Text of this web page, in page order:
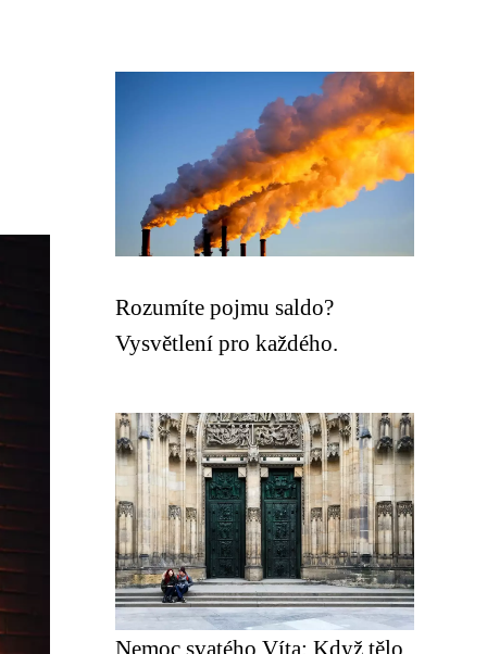
Rozumíte pojmu saldo?
Vysvětlení pro každého.
Nemoc svatého Víta: Když tělo